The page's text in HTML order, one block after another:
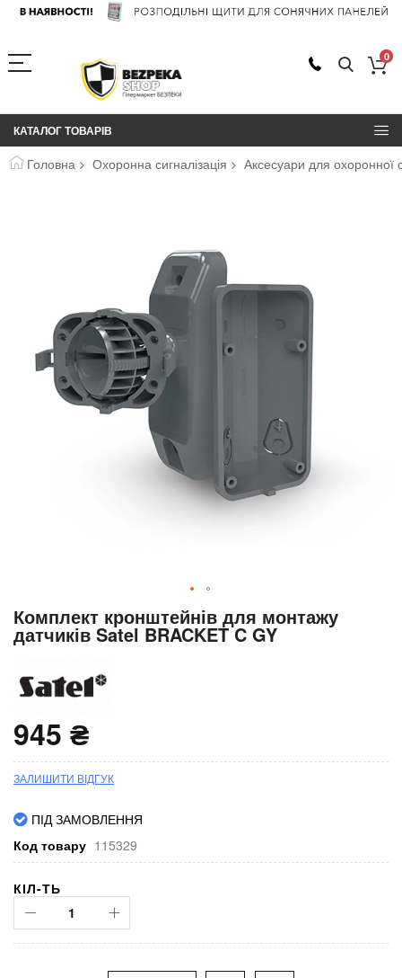
0
КАТАЛОГ ТОВАРІВ
Головна Охоронна сигналізація Аксесуари для охоронної
Перейти
до
початку
Комплект кронштейнів для монтажу
датчиків Satel BRACKET C GY
945 ₴
ЗАЛИШИТИ ВІДГУК
ПІД ЗАМОВЛЕННЯ
Код товару 115329
КІЛ-ТЬ